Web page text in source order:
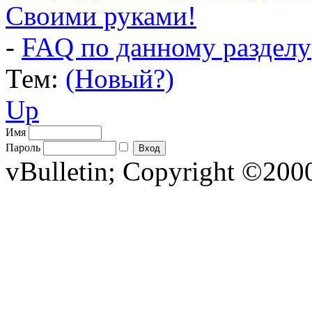
Своими руками!
- FAQ по данному разделу
Тем: (Новый?)
Up
Имя
Пароль
vBulletin; Copyright